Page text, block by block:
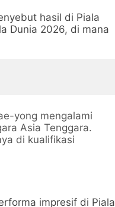
hasil di Piala
Dunia 2026, di mana
yong mengalami
Asia Tenggara.
di kualifikasi
impresif di Piala